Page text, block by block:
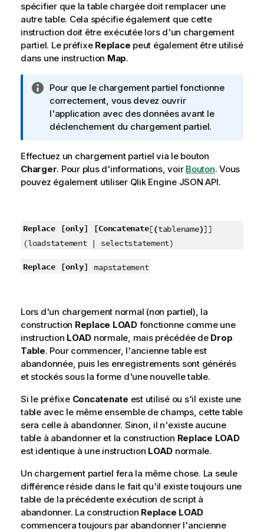
spécifier que la table chargée doit remplacer une
autre table. Cela spécifie également que cette
instruction doit être exécutée lors d'un chargement
partiel. Le préfixe Replace peut également être utilisé
dans une instruction Map.
N
o
t
e
n
f
o
t
i
n
Pour que le chargement partiel fonctionne
correctement, vous devez ouvrir
l'application avec des données avant le
déclenchement du chargement partiel.
Effectuez un chargement partiel via le bouton
Charger. Pour plus d'informations, voir Bouton. Vous
pouvez également utiliser Qlik Engine JSON API.
Replace [only] [Concatenate[(tablename)]]
(loadstatement | selectstatement)
Replace [only] mapstatement
Lors d'un chargement normal (non partiel), la
construction Replace LOADfonctionne comme une
instruction LOAD normale, mais précédée de Drop
Table. Pour commencer, l'ancienne table est
abandonnée, puis les enregistrements sont générés
et stockés sous la forme d'une nouvelle table.
Si le préfixe Concatenate est utilisé ou s'il existe une
table avec le même ensemble de champs, cette table
sera celle à abandonner. Sinon, il n'existe aucune
table à abandonner et la construction Replace LOAD
est identique à une instruction LOAD normale.
Un chargement partiel fera la même chose. La seule
différence réside dans le fait qu'il existe toujours une
table de la précédente exécution de script à
abandonner. La construction Replace LOAD
commencera toujours par abandonner l'ancienne